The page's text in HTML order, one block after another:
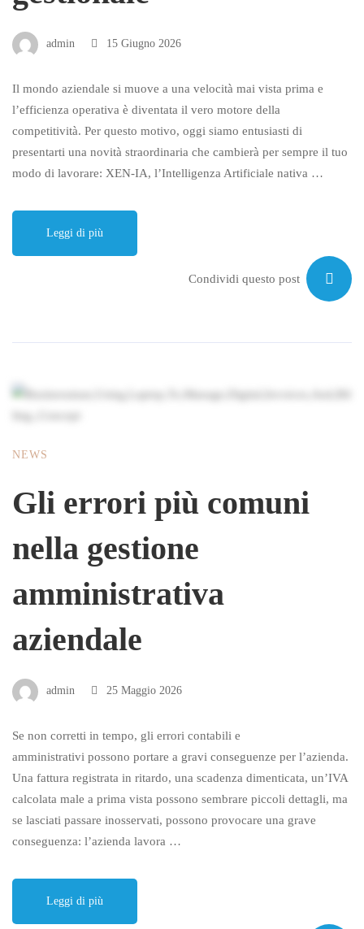
admin 15 Giugno 2026
Il mondo aziendale si muove a una velocità mai vista prima e
l’efficienza operativa è diventata il vero motore della
competitività. Per questo motivo, oggi siamo entusiasti di
presentarti una novità straordinaria che cambierà per sempre il tuo
modo di lavorare: XEN-IA, l’Intelligenza Artificiale nativa …
Leggi di più
Condividi questo post
NEWS
Gli errori più comuni
nella gestione
amministrativa
aziendale
admin 25 Maggio 2026
Se non corretti in tempo, gli errori contabili e
amministrativi possono portare a gravi conseguenze per l’azienda.
Una fattura registrata in ritardo, una scadenza dimenticata, un’IVA
calcolata male a prima vista possono sembrare piccoli dettagli, ma
se lasciati passare inosservati, possono provocare una grave
conseguenza: l’azienda lavora …
Leggi di più